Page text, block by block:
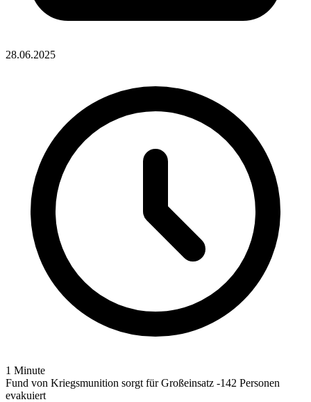
28.06.2025
1 Minute
Fund von Kriegsmunition sorgt für Großeinsatz -142 Personen
evakuiert